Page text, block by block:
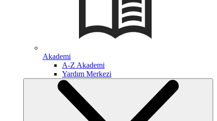
Akademi
A-Z Akademi
Yardım Merkezi